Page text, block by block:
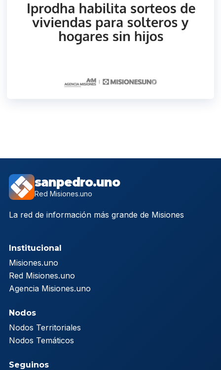
sanpedro.uno
Red Misiones.uno
La red de información más grande de Misiones
Institucional
Misiones.uno
Red Misiones.uno
Agencia Misiones.uno
Nodos
Nodos Territoriales
Nodos Temáticos
Seguinos